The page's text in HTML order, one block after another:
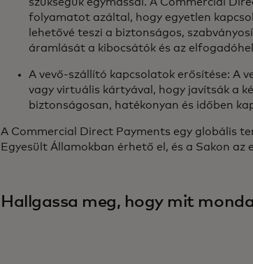
folyamatot azáltal, hogy egyetlen
lehetővé teszi a biztonságos,
áramlását a kibocsátók és az
A vevő-szállító kapcsolatok erősítése: A
vagy virtuális kártyával, hogy javítsák a
biztonságosan, hatékonyan és időben
A Commercial Direct Payments egy globális
Egyesült Államokban érhető el, és a Sakon az
Hallgassa meg, hogy mit